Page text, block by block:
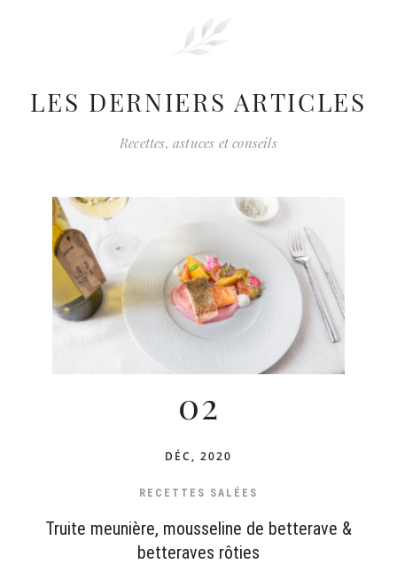
LES DERNIERS ARTICLES
Recettes, astuces et conseils
02
DÉC, 2020
RECETTES SALÉES
Truite meunière, mousseline de betterave &
betteraves rôties